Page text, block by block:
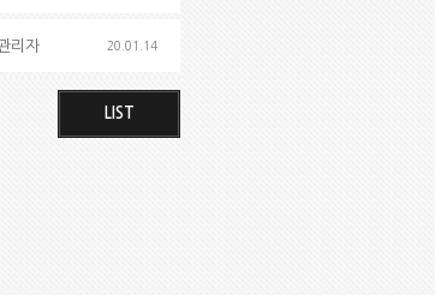
리자 20.01.14
LIST